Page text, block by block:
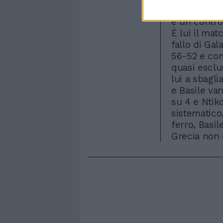
e un
È lui il
fallo di
56-52 e
quasi
lui a
e Basile
su 4 e
ferro,
Grecia